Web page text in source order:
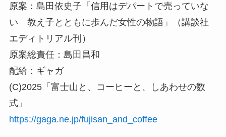
原案：島田依史子「信用はデパートで売っていな
い 教え子とともに歩んだ女性の物語」（講談社
エディトリアル刊）
原案総責任：島田昌和
配給：ギャガ
(C)2025「富士山と、コーヒーと、しあわせの数
式」
https://gaga.ne.jp/fujisan_and_coffee